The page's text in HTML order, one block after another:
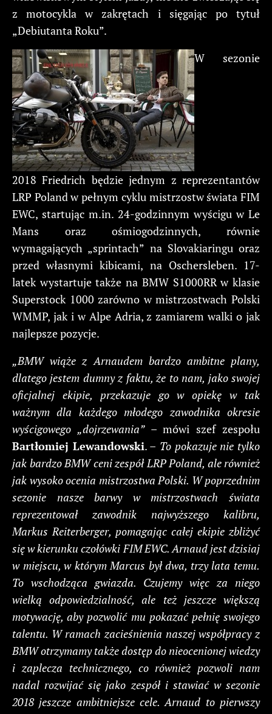
z motocykla w zakrętach i sięgając po tytuł
„Debiutanta Roku”.
W sezonie
2018 Friedrich będzie jednym z reprezentantów
LRP Poland w pełnym cyklu mistrzostw świata FIM
EWC, startując m.in. 24-godzinnym wyścigu w Le
Mans oraz ośmiogodzinnych, równie
wymagających „sprintach” na Slovakiaringu oraz
przed własnymi kibicami, na Oschersleben. 17-
latek wystartuje także na BMW S1000RR w klasie
Superstock 1000 zarówno w mistrzostwach Polski
WMMP, jak i w Alpe Adria, z zamiarem walki o jak
najlepsze pozycje.
„BMW wiąże z Arnaudem bardzo ambitne plany,
dlatego jestem dumny z faktu, że to nam, jako swojej
oficjalnej ekipie, przekazuje go w opiekę w tak
ważnym dla każdego młodego zawodnika okresie
wyścigowego „dojrzewania”– mówi szef zespołu
Bartłomiej Lewandowski. – To pokazuje nie tylko
jak bardzo BMW ceni zespół LRP Poland, ale również
jak wysoko ocenia mistrzostwa Polski. W poprzednim
sezonie nasze barwy w mistrzostwach świata
reprezentował zawodnik najwyższego kalibru,
Markus Reiterberger, pomagając całej ekipie zbliżyć
się w kierunku czołówki FIM EWC. Arnaud jest dzisiaj
w miejscu, w którym Marcus był dwa, trzy lata temu.
To wschodząca gwiazda. Czujemy więc za niego
wielką odpowiedzialność, ale też jeszcze większą
motywację, aby pozwolić mu pokazać pełnię swojego
talentu. W ramach zacieśnienia naszej współpracy z
BMW otrzymamy także dostęp do nieocenionej wiedzy
i zaplecza technicznego, co również pozwoli nam
nadal rozwijać się jako zespół i stawiać w sezonie
2018 jeszcze ambitniejsze cele. Arnaud to pierwszy